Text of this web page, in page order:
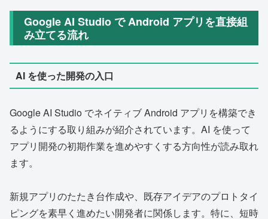
Google AI Studio で Android アプリを直接組
み立てる流れ
AI を使った開発の入口
Google AI Studio でネイティブ Android アプリを構築でき
るようにする取り組みが紹介されています。AI を使って
アプリ開発の初期作業を進めやすくする方向性が読み取れ
ます。
新規アプリのたたき台作成や、既存アイデアのプロトタイ
ピングを素早く進めたい開発者に関係します。特に、短時